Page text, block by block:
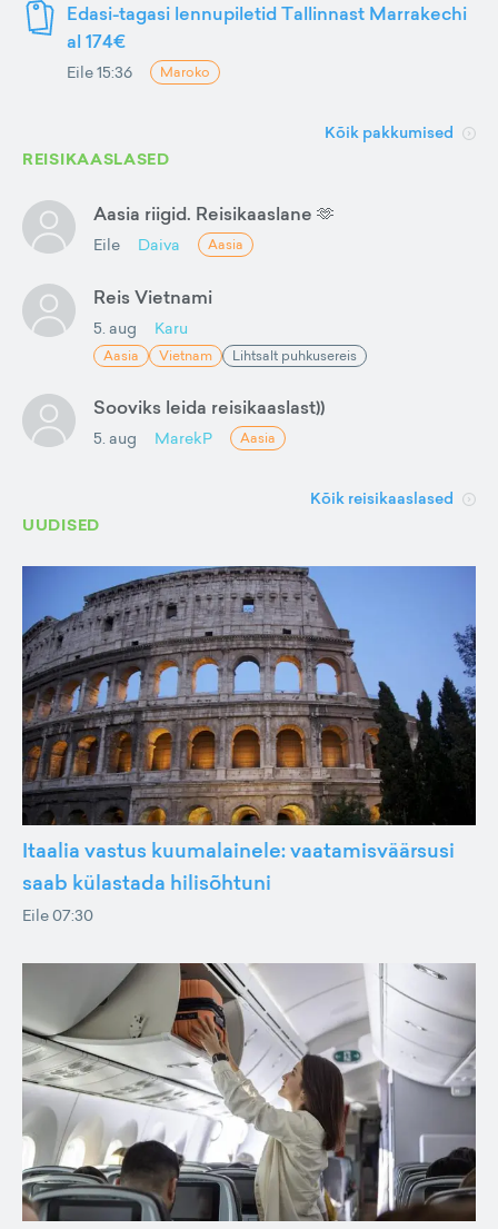
Edasi-tagasi lennupiletid Tallinnast Marrakechi
al 174€
Eile 15:36 Maroko
Kõik pakkumised
REISIKAASLASED
Aasia riigid. Reisikaaslane 🫶
Eile Daiva Aasia
Reis Vietnami
5. aug Karu
Aasia Vietnam Lihtsalt puhkusereis
Sooviks leida reisikaaslast))
5. aug MarekP Aasia
Kõik reisikaaslased
UUDISED
Itaalia vastus kuumalainele: vaatamisväärsusi
saab külastada hilisõhtuni
Eile 07:30